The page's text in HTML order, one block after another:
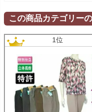
この商品カテゴリー
1位